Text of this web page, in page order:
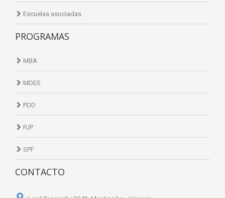
Escuelas asociadas
PROGRAMAS
MBA
MDES
PDD
PJP
SPF
CONTACTO